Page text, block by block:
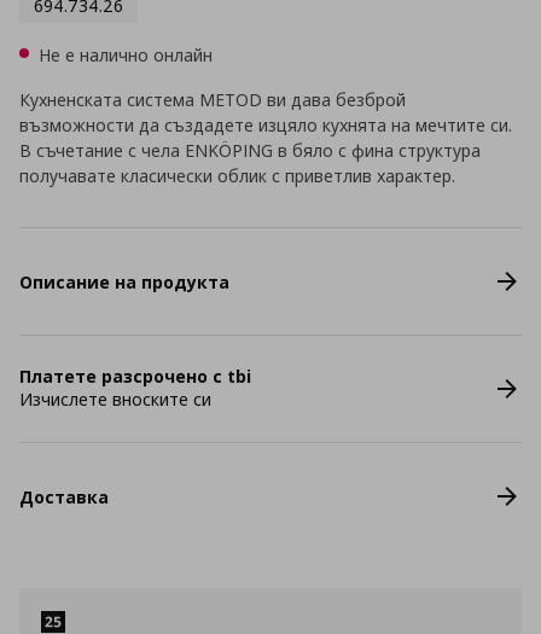
694.734.26
Не е налично онлайн
Кухненската система METOD ви дава безброй
възможности да създадете изцяло кухнята на мечтите си.
В съчетание с чела ENKÖPING в бяло с фина структура
получавате класически облик с приветлив характер.
Описание на продукта
Платете разсрочено с tbi
Изчислете вноските си
Доставка